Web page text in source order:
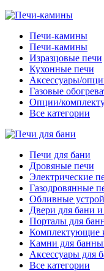
Печи-камины
Печи-камины
Изразцовые печи
Кухонные печи
Аксессуары/
Газовые
Опции/
Все категории
Печи для бани
Дровяные печи
Электрические
Газодровянные
Обливные
Двери для бани
Порталы для
Комплектующие
Камни для
Аксессуары для
Все категории